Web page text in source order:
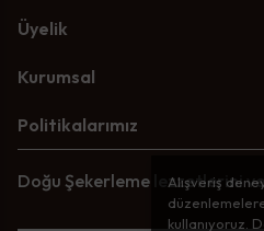
Alışveriş
kullanıyoruz.
Üyelik
Kurumsal
Politikalarımız
Doğu Şekerleme lezzetlerini